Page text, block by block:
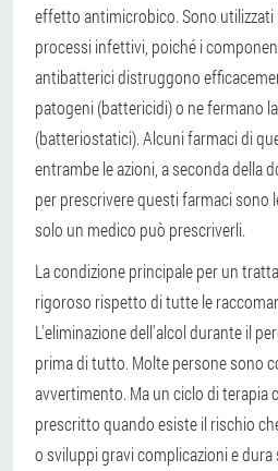
effetto antimicrobico. Sono
processi infettivi, poiché i
antibatterici distruggono
patogeni (battericidi) o ne fermano
(batteriostatici). Alcuni farmaci di
entrambe le azioni, a seconda della
per prescrivere questi farmaci sono
solo un medico può prescriverli.
La condizione principale per un
rigoroso rispetto di tutte le
L'eliminazione dell'alcol durante il
prima di tutto. Molte persone sono
avvertimento. Ma un ciclo di terapia
prescritto quando esiste il rischio
o sviluppi gravi complicazioni e